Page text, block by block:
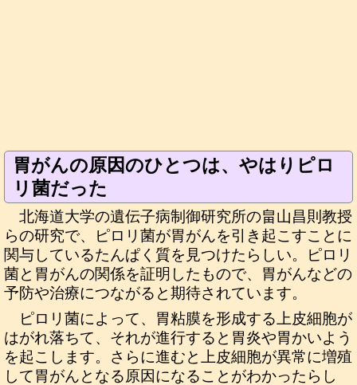
胃がんの原因のひとつは、やはりピロ
リ菌だった
北海道大学の遺伝子病制御研究所の畠山昌則教授
らの研究で、ピロリ菌が胃がんを引き起こすことに
関与しているたんぱく質を見つけたらしい。ピロリ
菌と胃がんの関係を証明したもので、胃がんなどの
予防や治療につながると期待されています。
ピロリ菌によって、胃粘膜を形成する上皮細胞が
はがれ落ちて、それが進行すると胃炎や胃かいよう
を起こします。さらに進むと上皮細胞が異常に増殖
して胃がんとなる原因になることがわかったらし